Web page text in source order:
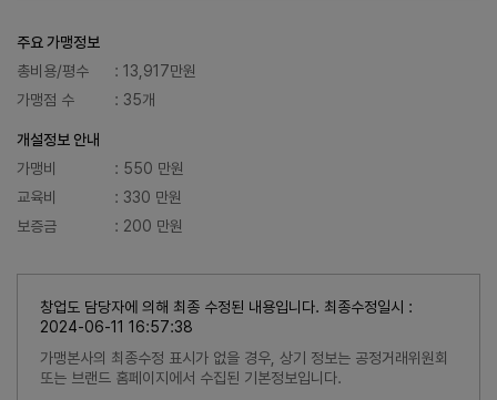
주요 가맹정보
총비용/평수
: 13,917만원
가맹점 수
: 35개
개설정보 안내
가맹비
: 550 만원
교육비
: 330 만원
보증금
: 200 만원
창업도 담당자에 의해 최종 수정된 내용입니다. 최종수정일시 :
2024-06-11 16:57:38
가맹본사의 최종수정 표시가 없을 경우, 상기 정보는 공정거래위원회
또는 브랜드 홈페이지에서 수집된 기본정보입니다.